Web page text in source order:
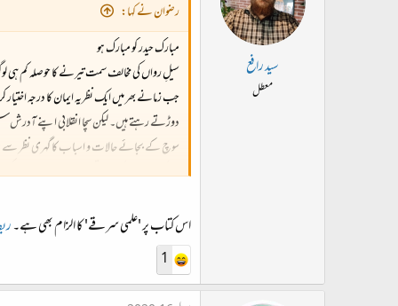
سید رافع
معطل
رضوان نے کہا:
مبارک حیدر کو مبارک ہو
سیلِ رواں کی مخالف سمت تیرنے کا حوصلہ کم ہی
جب زمانے بھر میں ایک نظریہ ایمان کا درجہ
دوڑتے رہتے ہیں۔ لیکن سچا انقلابی اپنے
سوچ کے بجائے حالات و اسباب کا گہری نظر سے
مبارک حیدر بھی کچھ اسی قسم کے انقلابی ہیں اور
‘ مبارک حیدر نے وقت کے اہم ترین مسئلے ۔۔۔
امریکہ پر زد پڑ رہی ہے، اس لئے انقلابی اور عوام
مبارک حیدر کے خیال میں اسطرح کی سوچ ہماری
نام کا ایک خوبصورت ہیرو ہے جو اپنی تعریف سنتے
اس کتاب پر 'علمی سرقے' کا الزام بھی ہے۔
1